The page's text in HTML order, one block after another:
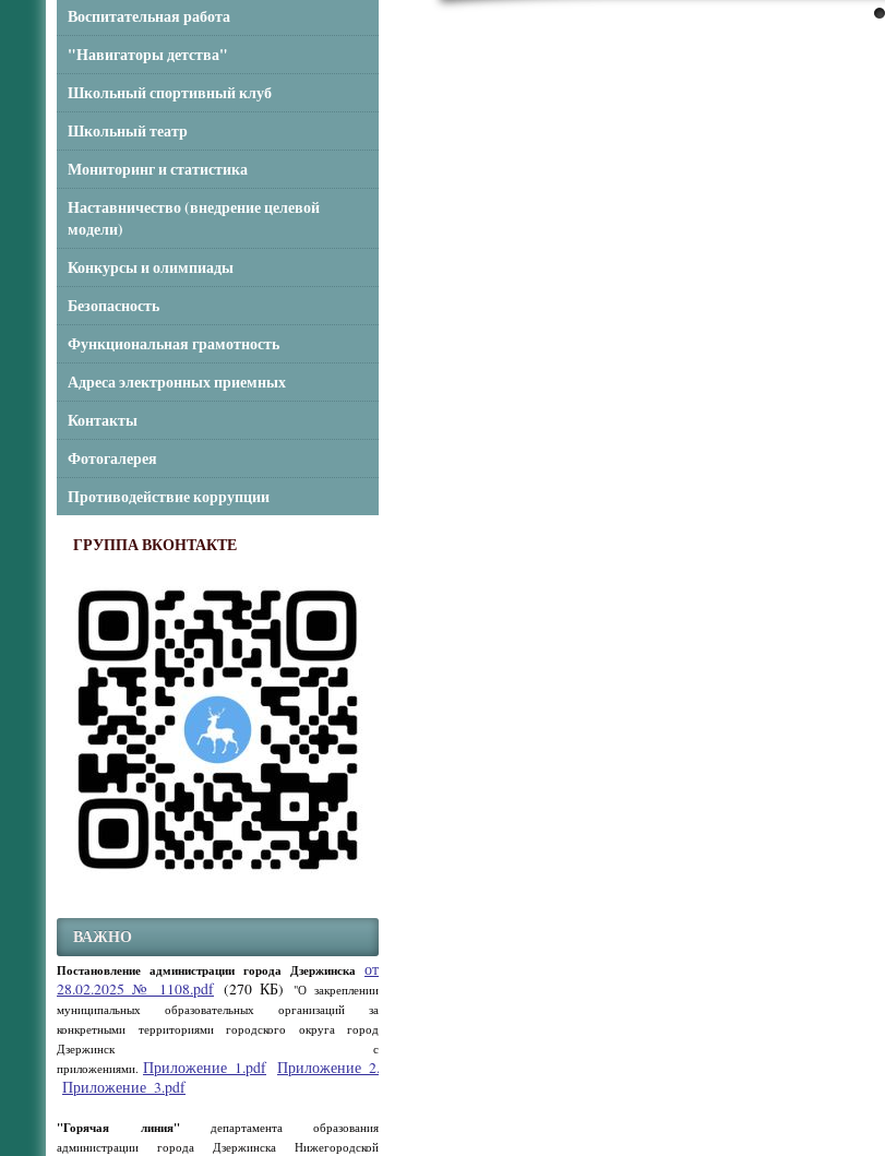
Воспитательная работа
"Навигаторы детства"
Школьный спортивный клуб
Школьный театр
Мониторинг и статистика
Наставничество (внедрение целевой
модели)
Конкурсы и олимпиады
Безопасность
Функциональная грамотность
Адреса электронных приемных
Контакты
Фотогалерея
Противодействие коррупции
ГРУППА ВКОНТАКТЕ
ВАЖНО
Постановление администрации города Дзержинска от
28.02.2025 № 1108.pdf(270 КБ) "О закреплении
муниципальных образовательных организаций за
конкретными территориями городского округа город
Дзержинск с
приложениями. Приложение_1.pdf Приложение_2.pdf
Приложение_3.pdf
"Горячая линия" департамента образования
администрации города Дзержинска Нижегородской